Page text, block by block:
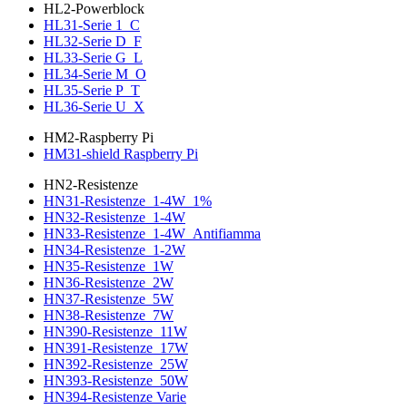
HL2-Powerblock
HL31-Serie 1_C
HL32-Serie D_F
HL33-Serie G_L
HL34-Serie M_O
HL35-Serie P_T
HL36-Serie U_X
HM2-Raspberry Pi
HM31-shield Raspberry Pi
HN2-Resistenze
HN31-Resistenze_1-4W_1%
HN32-Resistenze_1-4W
HN33-Resistenze_1-4W_Antifiamma
HN34-Resistenze_1-2W
HN35-Resistenze_1W
HN36-Resistenze_2W
HN37-Resistenze_5W
HN38-Resistenze_7W
HN390-Resistenze_11W
HN391-Resistenze_17W
HN392-Resistenze_25W
HN393-Resistenze_50W
HN394-Resistenze Varie